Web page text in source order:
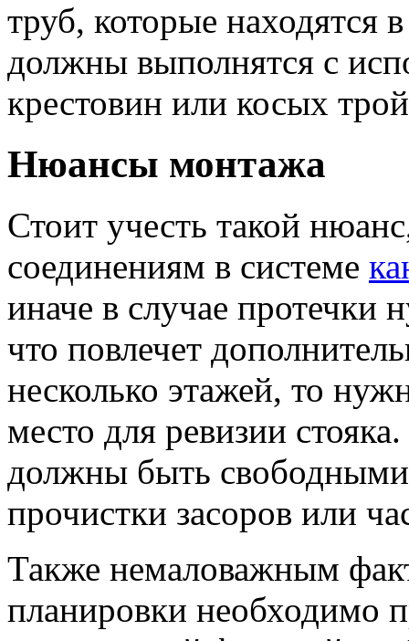
труб, которые находятся
должны выполнятся с
крестовин или косых
Нюансы монтажа
Стоит учесть такой
соединениям в системе
иначе в случае протечки
что повлечет
несколько этажей, то
место для ревизии
должны быть
прочистки засоров или
Также немаловажным
планировки необходимо